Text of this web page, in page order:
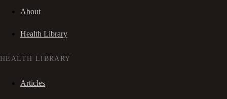
About
Health Library
HEALTH LIBRARY
Articles